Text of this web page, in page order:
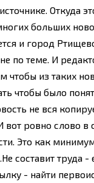
Откуда
больших
и город
по теме. И
чтобы из таких
чтобы было
не вся
вот ровно слово в
Это как
Не составит труда
- найти